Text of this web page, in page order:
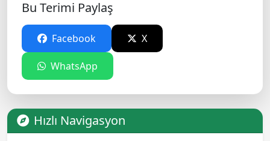
Bu Terimi Paylaş
Facebook X
WhatsApp
Hızlı Navigasyon